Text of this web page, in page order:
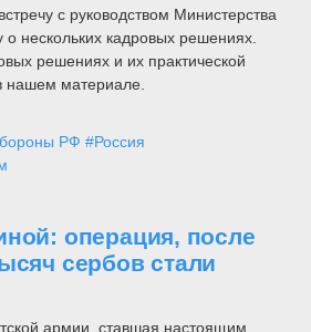
с руководством Министерства
нескольких кадровых решениях.
решениях и их практической
нашем материале.
РФ #Россия
операция, после
сербов стали
армии, ставшая настоящим